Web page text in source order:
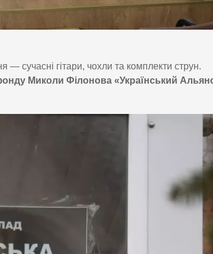
сучасні гітари, чохли та комплекти струн.
Миколи Філонова «Український